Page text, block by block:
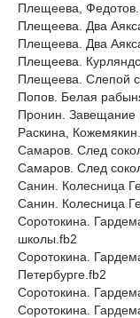
Плещеева,
Плещеева. Два
Плещеева. Два
Плещеева.
Плещеева. Слепой
Попов. Белая
Пронин. Завещание
Раскина,
Самаров. След
Самаров. След
Санин. Колесница
Санин. Колесница
Соротокина.
школы.fb2
Соротокина.
Петербурге.fb2
Соротокина.
Соротокина.